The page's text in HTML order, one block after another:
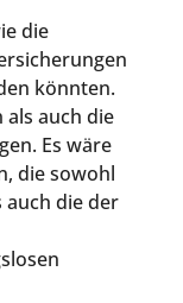
die
könnten.
auch die
Es wäre
die sowohl
auch die der